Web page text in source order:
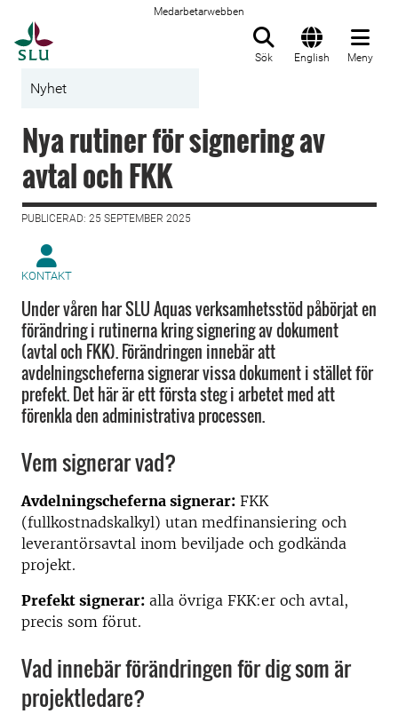
Medarbetarwebben
Sök English Meny
Nyhet
Nya rutiner för signering av
avtal och FKK
PUBLICERAD: 25 SEPTEMBER 2025
KONTAKT
Under våren har SLU Aquas verksamhetsstöd påbörjat en
förändring i rutinerna kring signering av dokument
(avtal och FKK). Förändringen innebär att
avdelningscheferna signerar vissa dokument i stället för
prefekt. Det här är ett första steg i arbetet med att
förenkla den administrativa processen.
Vem signerar vad?
Avdelningscheferna signerar: FKK
(fullkostnadskalkyl) utan medfinansiering och
leverantörsavtal inom beviljade och godkända
projekt.
Prefekt signerar: alla övriga FKK:er och avtal,
precis som förut.
Vad innebär förändringen för dig som är
projektledare?